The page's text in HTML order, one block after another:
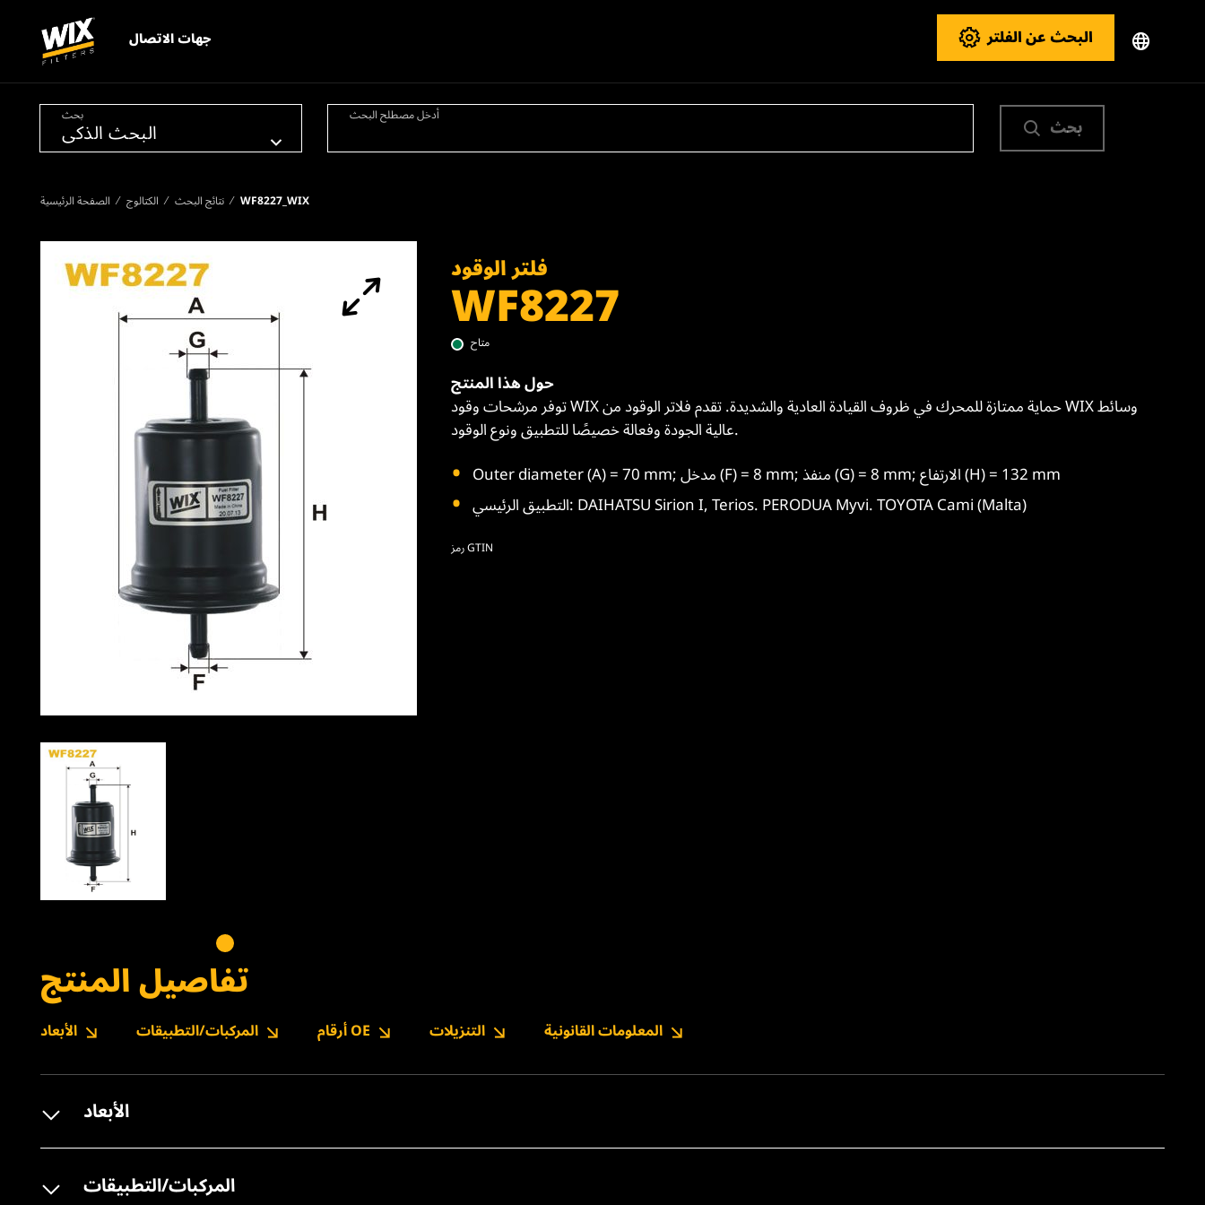
جهات الاتصال البحث عن الفلتر
بحث أدخل مصطلح البحث بحث
الصفحة الرئيسية الكتالوج نتائج البحث WF8227_WIX
فلتر الوقود
WF8227
متاح
حول هذا المنتج
توفر مرشحات وقود WIX حماية ممتازة للمحرك في ظروف القيادة العادية والشديدة. تقدم فلاتر الوقود من WIX وسائط
عالية الجودة وفعالة خصيصًا للتطبيق ونوع الوقود.
Outer diameter (A) = 70 mm; مدخل (F) = 8 mm; منفذ (G) = 8 mm; الارتفاع (H) = 132 mm
التطبيق الرئيسي: DAIHATSU Sirion I, Terios. PERODUA Myvi. TOYOTA Cami (Malta)
رمز GTIN
تفاصيل المنتج
الأبعاد المركبات/التطبيقات أرقام OE التنزيلات المعلومات القانونية
الأبعاد
المركبات/التطبيقات